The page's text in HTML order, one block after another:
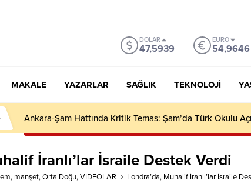
DOLAR
47,5939
EURO
54,9646
MAKALE YAZARLAR SAĞLIK TEKNOLOJI
İCRA DOSYALARI HIZLA ARTIYOR
İranlı’lar İsraile Destek Verdi
, manşet,Orta Doğu,VİDEOLAR Londra’da, Muhalif İranlı’lar İsraile